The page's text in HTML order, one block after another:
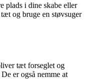
plads i dine skabe eller
og bruge en støvsuger
tæt forseglet og
er også nemme at